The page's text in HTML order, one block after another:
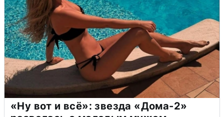
«Ну вот и всё»: звезда «Дома-2»